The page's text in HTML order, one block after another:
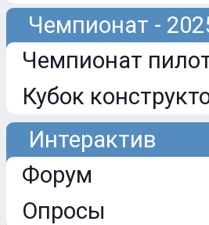
Чемпионат -
Чемпионат
Кубок
Интерактив
Форум
Опросы